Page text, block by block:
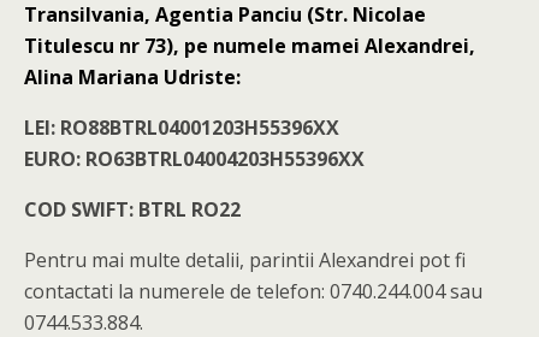
Transilvania, Agentia Panciu (Str. Nicolae
Titulescu nr 73), pe numele mamei Alexandrei,
Alina Mariana Udriste:
LEI: RO88BTRL04001203H55396XX
EURO: RO63BTRL04004203H55396XX
COD SWIFT: BTRL RO22
Pentru mai multe detalii, parintii Alexandrei pot fi
contactati la numerele de telefon: 0740.244.004 sau
0744.533.884.